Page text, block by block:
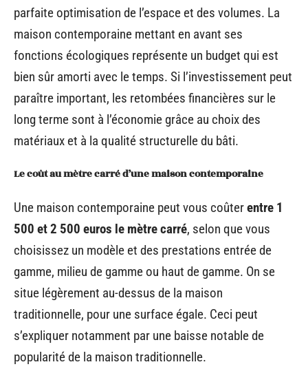
parfaite optimisation de l’espace et des volumes. La
maison contemporaine mettant en avant ses
fonctions écologiques représente un budget qui est
bien sûr amorti avec le temps. Si l’investissement peut
paraître important, les retombées financières sur le
long terme sont à l’économie grâce au choix des
matériaux et à la qualité structurelle du bâti.
Le coût au mètre carré d’une maison contemporaine
Une maison contemporaine peut vous coûterentre 1
500 et 2 500 euros le mètre carré, selon que vous
choisissez un modèle et des prestations entrée de
gamme, milieu de gamme ou haut de gamme. On se
situe légèrement au-dessus de la maison
traditionnelle, pour une surface égale. Ceci peut
s’expliquer notamment par une baisse notable de
popularité de la maison traditionnelle.